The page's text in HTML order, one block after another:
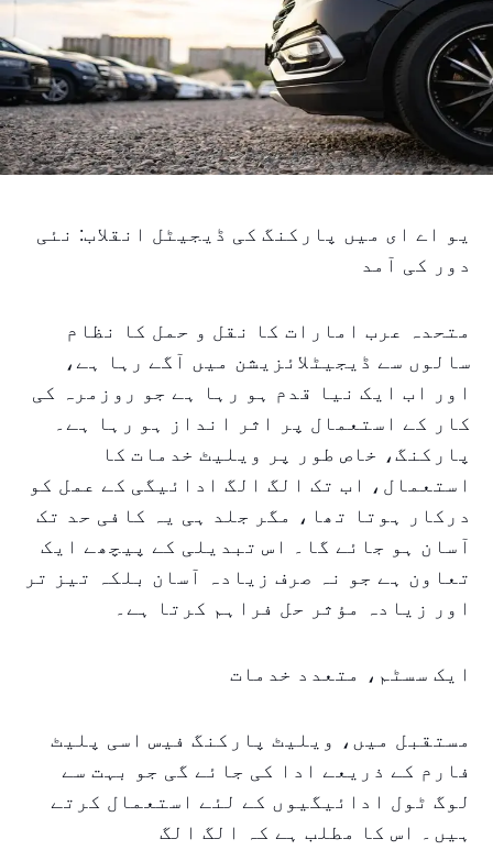
یو اے ای میں پارکنگ کی ڈیجیٹل انقلاب: نئی
دور کی آمد
متحدہ عرب امارات کا نقل و حمل کا نظام
سالوں سے ڈیجیٹلائزیشن میں آگے رہا ہے،
اور اب ایک نیا قدم ہو رہا ہے جو روزمرہ کی
کار کے استعمال پر اثر انداز ہو رہا ہے۔
پارکنگ، خاص طور پر ویلیٹ خدمات کا
استعمال، اب تک الگ الگ ادائیگی کے عمل کو
درکار ہوتا تھا، مگر جلد ہی یہ کافی حد تک
آسان ہو جائے گا۔ اس تبدیلی کے پیچھے ایک
تعاون ہے جو نہ صرف زیادہ آسان بلکہ تیز تر
اور زیادہ مؤثر حل فراہم کرتا ہے۔
ایک سسٹم، متعدد خدمات
مستقبل میں، ویلیٹ پارکنگ فیس اسی پلیٹ
فارم کے ذریعے ادا کی جائے گی جو بہت سے
لوگ ٹول ادائیگیوں کے لئے استعمال کرتے
ہیں۔ اس کا مطلب ہے کہ الگ الگ